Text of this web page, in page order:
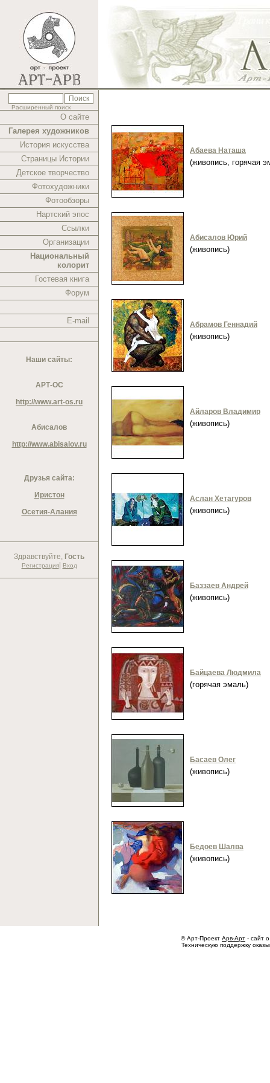
Расширенный поиск
О сайте
Галерея художников
История искусства
Страницы Истории
Детское творчество
Фотохудожники
Фотообзоры
Нартский эпос
Ссылки
Организации
Национальный
колорит
Гостевая книга
Форум
E-mail
Наши сайты:
АРТ-ОС
http://www.art-os.ru
Абисалов
http://www.abisalov.ru
Друзья сайта:
Иристон
Осетия-Алания
Здравствуйте, Гость
Регистрация| Вход
Абаева Наташа
(живопись, горячая
Абисалов Юрий
(живопись)
Абрамов Геннадий
(живопись)
Айларов Владимир
(живопись)
Аслан Хетагуров
(живопись)
Баззаев Андрей
(живопись)
Байцаева Людмила
(горячая эмаль)
Басаев Олег
(живопись)
Бедоев Шалва
(живопись)
© Арт-Проект Арв-Арт - сайт
Техническую поддержку